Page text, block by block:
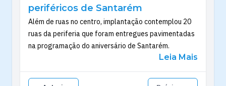
periféricos de Santarém
Além de ruas no centro, implantação contemplou 20
ruas da periferia que foram entregues pavimentadas
na programação do aniversário de Santarém.
Leia Mais